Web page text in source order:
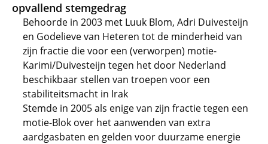
opvallend stemgedrag
Behoorde in 2003 met Luuk Blom, Adri Duivesteijn
en Godelieve van Heteren tot de minderheid van
zijn fractie die voor een (verworpen) motie-
Karimi/Duivesteijn tegen het door Nederland
beschikbaar stellen van troepen voor een
stabiliteitsmacht in Irak
Stemde in 2005 als enige van zijn fractie tegen een
motie-Blok over het aanwenden van extra
aardgasbaten en gelden voor duurzame energie